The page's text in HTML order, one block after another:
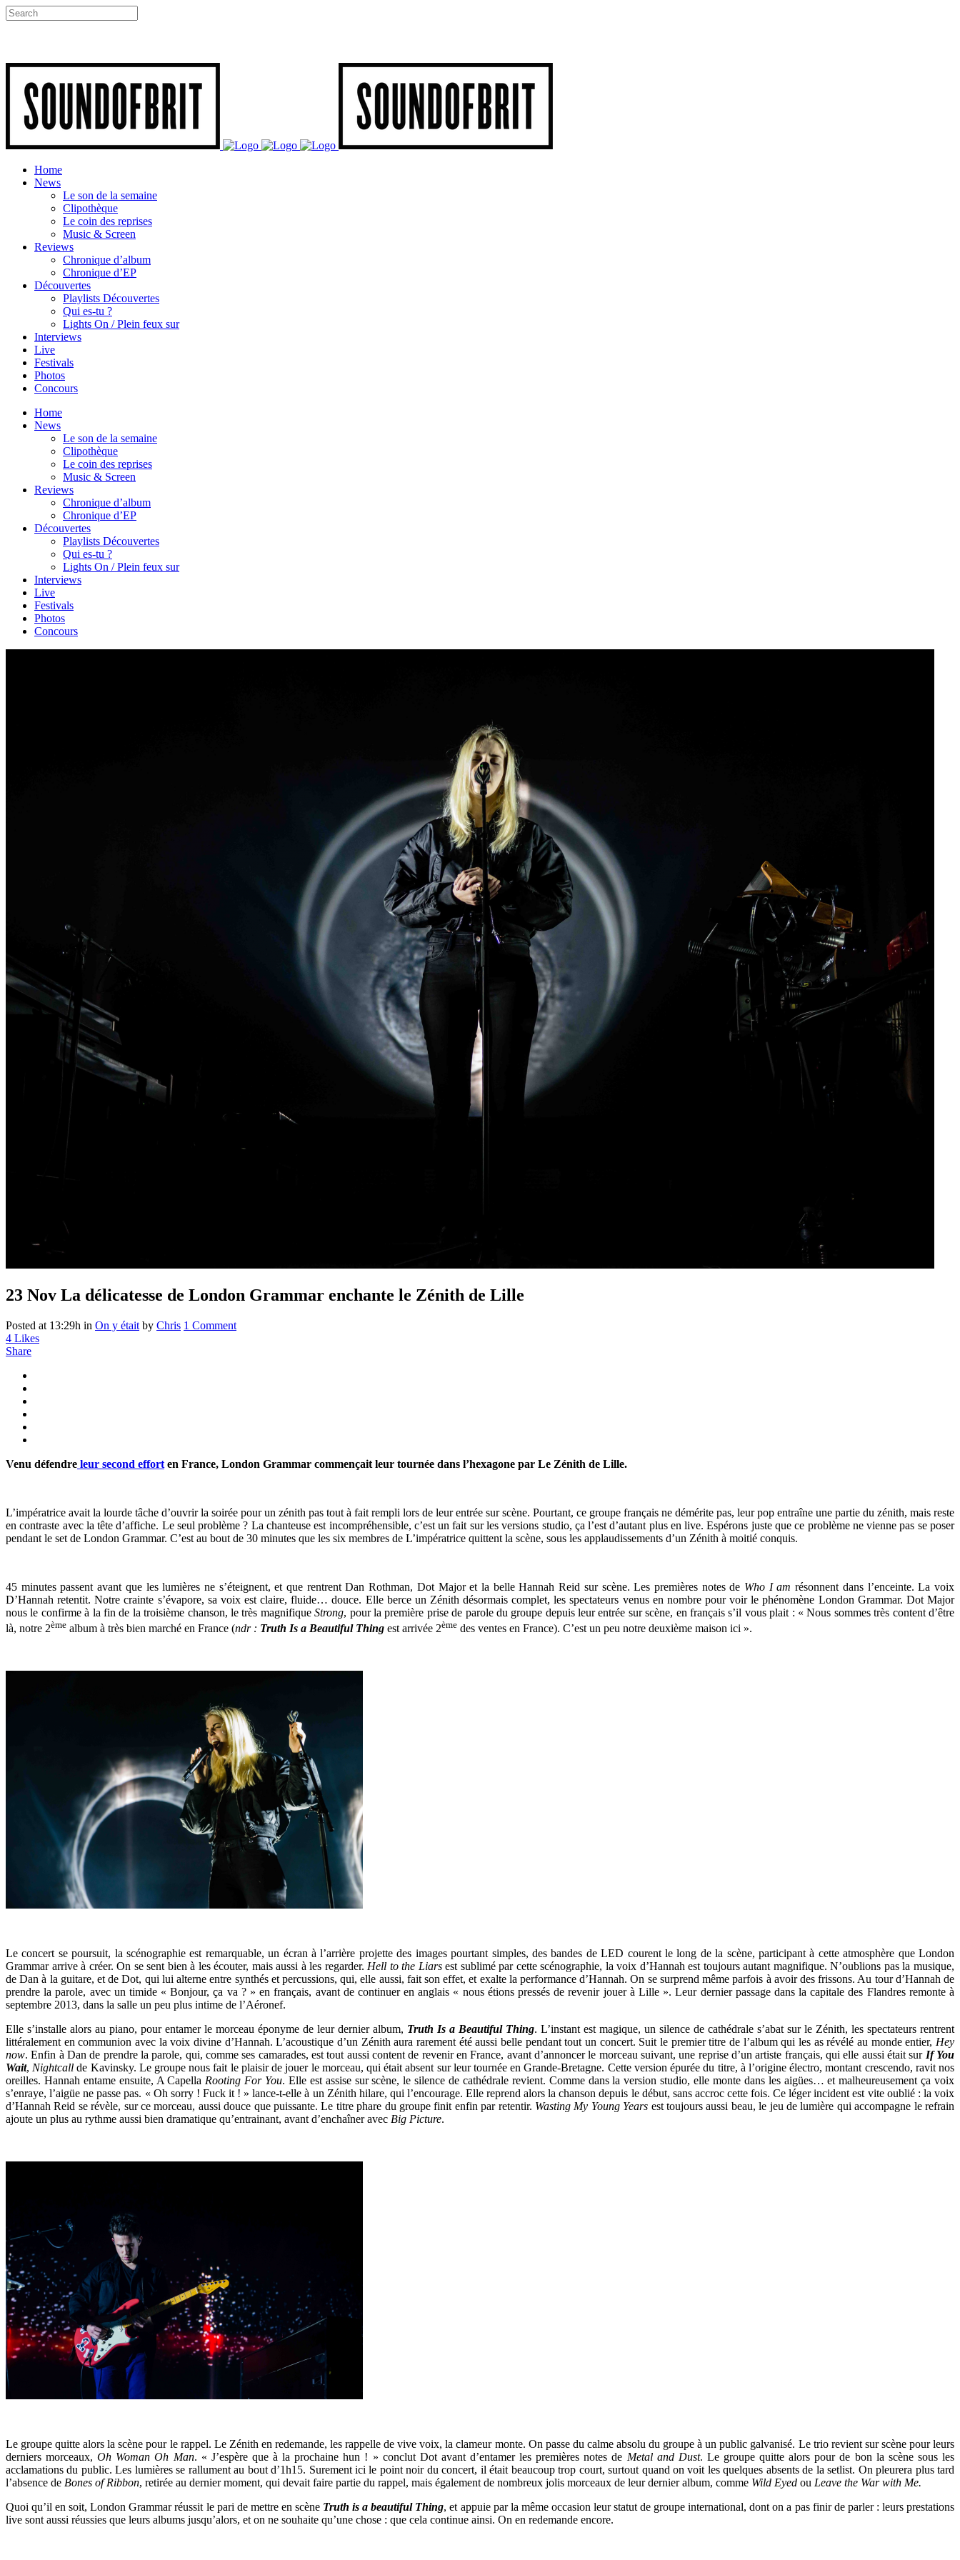
Home
News
Le son de la semaine
Clipothèque
Le coin des reprises
Music & Screen
Reviews
Chronique d’album
Chronique d’EP
Découvertes
Playlists Découvertes
Qui es-tu ?
Lights On / Plein feux sur
Interviews
Live
Festivals
Photos
Concours
Home
News
Le son de la semaine
Clipothèque
Le coin des reprises
Music & Screen
Reviews
Chronique d’album
Chronique d’EP
Découvertes
Playlists Découvertes
Qui es-tu ?
Lights On / Plein feux sur
Interviews
Live
Festivals
Photos
Concours
23 Nov La délicatesse de London Grammar enchante le Zénith de Lille
Posted at 13:29h in On y était by Chris 1 Comment
4 Likes
Share
Venu défendre leur second effort en France, London Grammar commençait leur tournée dans l’hexagone par Le Zénith de Lille.
L’impératrice avait la lourde tâche d’ouvrir la soirée pour un zénith pas tout à fait rempli lors de leur entrée sur scène. Pourtant, ce groupe français ne démérite pas, leur pop entraîne une partie du zénith, mais reste
en contraste avec la tête d’affiche. Le seul problème ? La chanteuse est incompréhensible, c’est un fait sur les versions studio, ça l’est d’autant plus en live. Espérons juste que ce problème ne vienne pas se poser
pendant le set de London Grammar. C’est au bout de 30 minutes que les six membres de L’impératrice quittent la scène, sous les applaudissements d’un Zénith à moitié conquis.
45 minutes passent avant que les lumières ne s’éteignent, et que rentrent Dan Rothman, Dot Major et la belle Hannah Reid sur scène. Les premières notes de Who I am résonnent dans l’enceinte. La voix
D’Hannah retentit. Notre crainte s’évapore, sa voix est claire, fluide… douce. Elle berce un Zénith désormais complet, les spectateurs venus en nombre pour voir le phénomène London Grammar. Dot Major
nous le confirme à la fin de la troisième chanson, le très magnifiqueStrong, pour la première prise de parole du groupe depuis leur entrée sur scène, en français s’il vous plait : « Nous sommes très content d’être
là, notre 2ème album à très bien marché en France (ndr : Truth Is a Beautiful Thing est arrivée 2ème des ventes en France). C’est un peu notre deuxième maison ici ».
Le concert se poursuit, la scénographie est remarquable, un écran à l’arrière projette des images pourtant simples, des bandes de LED courent le long de la scène, participant à cette atmosphère que London
Grammar arrive à créer. On se sent bien à les écouter, mais aussi à les regarder. Hell to the Liarsest sublimé par cette scénographie, la voix d’Hannah est toujours autant magnifique. N’oublions pas la musique,
de Dan à la guitare, et de Dot, qui lui alterne entre synthés et percussions, qui, elle aussi, fait son effet, et exalte la performance d’Hannah. On se surprend même parfois à avoir des frissons. Au tour d’Hannah de
prendre la parole, avec un timide « Bonjour, ça va ? » en français, avant de continuer en anglais « nous étions pressés de revenir jouer à Lille ». Leur dernier passage dans la capitale des Flandres remonte à
septembre 2013, dans la salle un peu plus intime de l’Aéronef.
Elle s’installe alors au piano, pour entamer le morceau éponyme de leur dernier album, Truth Is a Beautiful Thing. L’instant est magique, un silence de cathédrale s’abat sur le Zénith, les spectateurs rentrent
littéralement en communion avec la voix divine d’Hannah. L’acoustique d’un Zénith aura rarement été aussi belle pendant tout un concert. Suit le premier titre de l’album qui les as révélé au monde entier, Hey
now. Enfin à Dan de prendre la parole, qui, comme ses camarades, est tout aussi content de revenir en France, avant d’annoncer le morceau suivant, une reprise d’un artiste français, qui elle aussi était sur If You
Wait, Nightcallde Kavinsky. Le groupe nous fait le plaisir de jouer le morceau, qui était absent sur leur tournée en Grande-Bretagne. Cette version épurée du titre, à l’origine électro, montant crescendo, ravit nos
oreilles. Hannah entame ensuite, A Capella Rooting For You. Elle est assise sur scène, le silence de cathédrale revient. Comme dans la version studio, elle monte dans les aigües… et malheureusement ça voix
s’enraye, l’aigüe ne passe pas. « Oh sorry ! Fuck it ! » lance-t-elle à un Zénith hilare, qui l’encourage. Elle reprend alors la chanson depuis le début, sans accroc cette fois. Ce léger incident est vite oublié : la voix
d’Hannah Reid se révèle, sur ce morceau, aussi douce que puissante. Le titre phare du groupe finit enfin par retentir. Wasting My Young Years est toujours aussi beau, le jeu de lumière qui accompagne le refrain
ajoute un plus au rythme aussi bien dramatique qu’entrainant, avant d’enchaîner avec Big Picture.
Le groupe quitte alors la scène pour le rappel. Le Zénith en redemande, les rappelle de vive voix, la clameur monte. On passe du calme absolu du groupe à un public galvanisé. Le trio revient sur scène pour leurs
derniers morceaux,Oh Woman Oh Man. « J’espère que à la prochaine hun ! » conclut Dot avant d’entamer les premières notes de Metal and Dust. Le groupe quitte alors pour de bon la scène sous les
acclamations du public. Les lumières se rallument au bout d’1h15. Surement ici le point noir du concert, il était beaucoup trop court, surtout quand on voit les quelques absents de la setlist. On pleurera plus tard
l’absence de Bones of Ribbon, retirée au dernier moment, qui devait faire partie du rappel, mais également de nombreux jolis morceaux de leur dernier album, comme Wild Eyed ou Leave the War with Me.
Quoi qu’il en soit, London Grammar réussit le pari de mettre en scène Truth is a beautiful Thing, et appuie par la même occasion leur statut de groupe international, dont on a pas finir de parler : leurs prestations
live sont aussi réussies que leurs albums jusqu’alors, et on ne souhaite qu’une chose : que cela continue ainsi. On en redemande encore.